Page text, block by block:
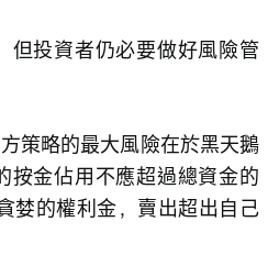
但投資者仍必要做好風險管
策略的最大風險在於黑天鵝
按金佔用不應超過總資金的
婪的權利金，賣出超出自己